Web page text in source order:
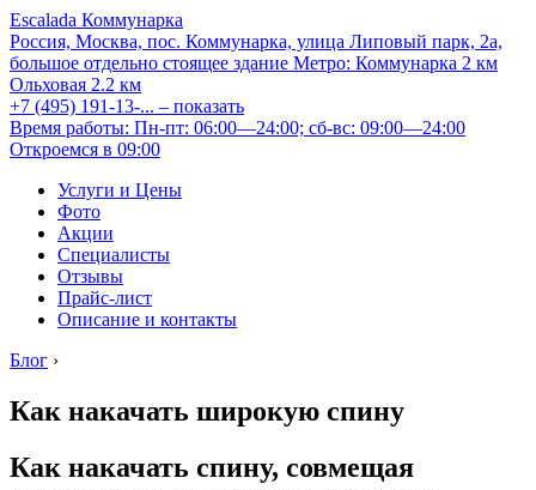
Escalada Коммунарка
Россия, Москва, пос. Коммунарка, улица Липовый парк, 2а,
большое отдельно стоящее здание Метро: Коммунарка 2 км
Ольховая 2.2 км
+7 (495) 191-13-... – показать
Время работы: Пн-пт: 06:00—24:00; сб-вс: 09:00—24:00
Откроемся в 09:00
Услуги и Цены
Фото
Акции
Специалисты
Отзывы
Прайс-лист
Описание и контакты
Блог ›
Как накачать широкую спину
Как накачать спину, совмещая